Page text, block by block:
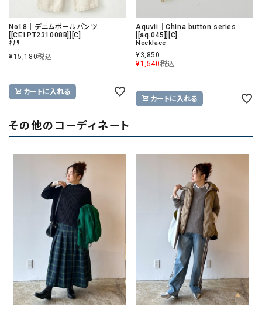
No18｜デニムボールパンツ
[[CE1PT231008B]][C]
ｷﾅﾘ
¥15,180税込
カートに入れる
Aquvii｜China button series
[[aq.045]][C]
Necklace
¥3,850
¥1,540税込
カートに入れる
その他のコーディネート